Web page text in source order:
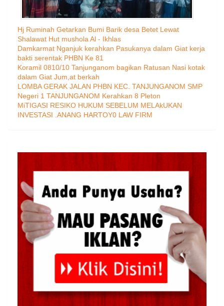
Hj Ruminah Getarkan Bumi Barik desa Betet Lewat
Shalawat Hut mushola Al - Ikhlas
Damkarmat Nganjuk kerahkan Pasukanya dalam Giat kerja
bakti serentak PHBN Ke 81
Koramil 0810/10 Tanjunganom bagikan Ratusan Nasi kotak
dalam Giat Jum,at berkah
LOMBA GERAK JALAN PHBN KEC. TANJUNGANOM SMP
Negeri 1 TANJUNGANOM Kerahkan 8 Pleton
MiTIGASI RESIKO HUKUM SEBELUM MELAkUKAN
INVESTASI .ANANG HARTOY0 LAW FIRM